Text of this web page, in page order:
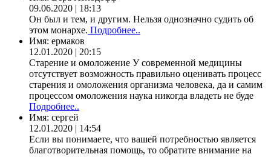
09.06.2020 | 18:13
Он был и тем, и другим. Нельзя однозначно судить об
этом монархе. Подробнее..
Имя: ермаков
12.01.2020 | 20:15
Старение и омоложение У современной медицины
отсутствует возможность правильно оценивать процесс
старения и омоложения организма человека, да и самим
процессом омоложения наука никогда владеть не буде
Подробнее..
Имя: сергей
12.01.2020 | 14:54
Если вы понимаете, что вашей потребностью является
благотворительная помощь, то обратите внимание на